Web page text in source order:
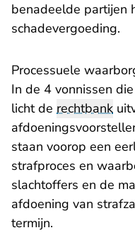
benadeelde partijen
schadevergoeding.
Processuele
In de 4 vonnissen
licht de rechtbank
staan voorop een
strafproces en
slachtoffers en de
afdoening van
termijn.